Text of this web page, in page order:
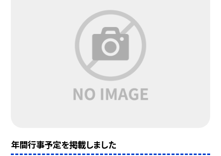
年間行事予定を掲載しました